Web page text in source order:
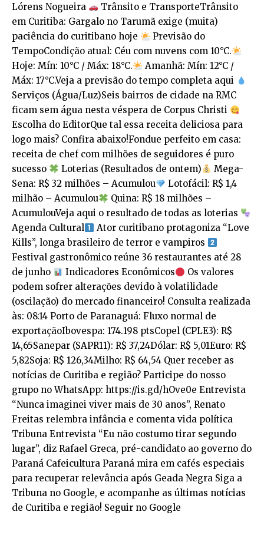
Lórens Nogueira
Trânsito e TransporteTrânsito
em Curitiba: Gargalo no Tarumã exige (muita)
paciência do curitibano hoje
Previsão do
TempoCondição atual: Céu com nuvens com 10°C.
Hoje: Mín: 10°C / Máx: 18°C.
Amanhã: Mín: 12°C /
Máx: 17°C.Veja a previsão do tempo completa aqui
Serviços (Água/Luz)Seis bairros de cidade na RMC
ficam sem água nesta véspera de Corpus Christi
Escolha do EditorQue tal essa receita deliciosa para
logo mais? Confira abaixo!Fondue perfeito em casa:
receita de chef com milhões de seguidores é puro
sucesso
Loterias (Resultados de ontem)
Mega-
Sena: R$ 32 milhões – Acumulou
Lotofácil: R$ 1,4
milhão – Acumulou
Quina: R$ 18 milhões –
AcumulouVeja aqui o resultado de todas as loterias
Agenda Cultural
Ator curitibano protagoniza “Love
Kills”, longa brasileiro de terror e vampiros
Festival gastronômico reúne 36 restaurantes até 28
de junho
Indicadores Econômicos
Os valores
podem sofrer alterações devido à volatilidade
(oscilação) do mercado financeiro! Consulta realizada
às: 08:14 Porto de Paranaguá: Fluxo normal de
exportaçãoIbovespa: 174.198 ptsCopel (CPLE3): R$
14,65Sanepar (SAPR11): R$ 37,24Dólar: R$ 5,01Euro: R$
5,82Soja: R$ 126,34Milho: R$ 64,54 Quer receber as
notícias de Curitiba e região? Participe do nosso
grupo no WhatsApp: https://is.gd/hOve0e Entrevista
“Nunca imaginei viver mais de 30 anos”, Renato
Freitas relembra infância e comenta vida política
Tribuna Entrevista “Eu não costumo tirar segundo
lugar”, diz Rafael Greca, pré-candidato ao governo do
Paraná Cafeicultura Paraná mira em cafés especiais
para recuperar relevância após Geada Negra Siga a
Tribuna no Google, e acompanhe as últimas notícias
de Curitiba e região! Seguir no Google